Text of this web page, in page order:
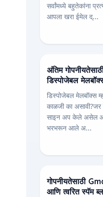
सर्वांमध्ये बहुतेकांना
आपला खरा ईमेल द्...
अंतिम
डिस्पोजेबल
डिस्पोजेबल मेलबॉक्स
काळजी का असावी?जर
साइन अप केले असेल
भरभरून आले अ...
गोपनीयतेसाठी
आणि त्वरित स्पॅम